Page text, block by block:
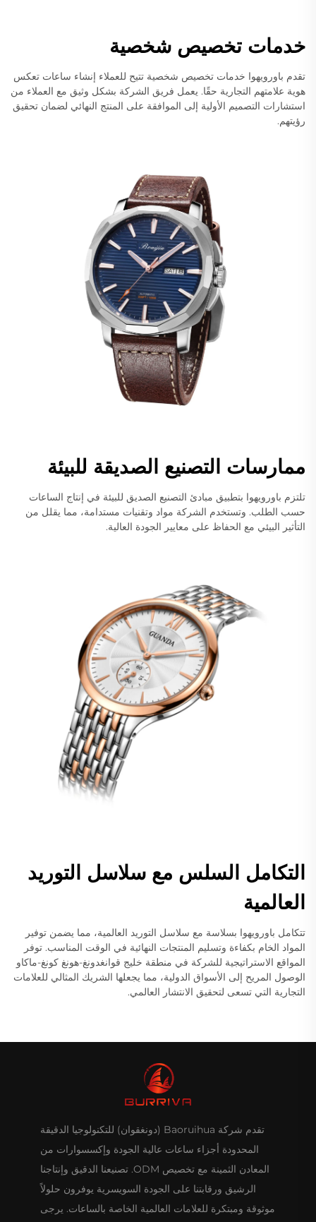
خدمات تخصيص شخصية
تقدم باورويهوا خدمات تخصيص شخصية تتيح للعملاء إنشاء ساعات تعكس
هوية علامتهم التجارية حقًا. يعمل فريق الشركة بشكل وثيق مع العملاء من
استشارات التصميم الأولية إلى الموافقة على المنتج النهائي لضمان تحقيق
رؤيتهم.
ممارسات التصنيع الصديقة للبيئة
تلتزم باورويهوا بتطبيق مبادئ التصنيع الصديق للبيئة في إنتاج الساعات
حسب الطلب. وتستخدم الشركة مواد وتقنيات مستدامة، مما يقلل من
التأثير البيئي مع الحفاظ على معايير الجودة العالية.
التكامل السلس مع سلاسل التوريد
العالمية
تتكامل باورويهوا بسلاسة مع سلاسل التوريد العالمية، مما يضمن توفير
المواد الخام بكفاءة وتسليم المنتجات النهائية في الوقت المناسب. توفر
المواقع الاستراتيجية للشركة في منطقة خليج قوانغدونغ-هونغ كونغ-ماكاو
الوصول المريح إلى الأسواق الدولية، مما يجعلها الشريك المثالي للعلامات
التجارية التي تسعى لتحقيق الانتشار العالمي.
تقدم شركة Baoruihua (دونغقوان) للتكنولوجيا الدقيقة
المحدودة أجزاء ساعات عالية الجودة وإكسسوارات من
المعادن الثمينة مع تخصيص ODM. تصنيعنا الدقيق وإنتاجنا
الرشيق ورقابتنا على الجودة السويسرية يوفرون حلولاً
موثوقة ومبتكرة للعلامات العالمية الخاصة بالساعات. يرجى